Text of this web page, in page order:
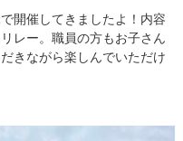
開催してきましたよ！内容
レー。職員の方もお子さん
きながら楽しんでいただけ